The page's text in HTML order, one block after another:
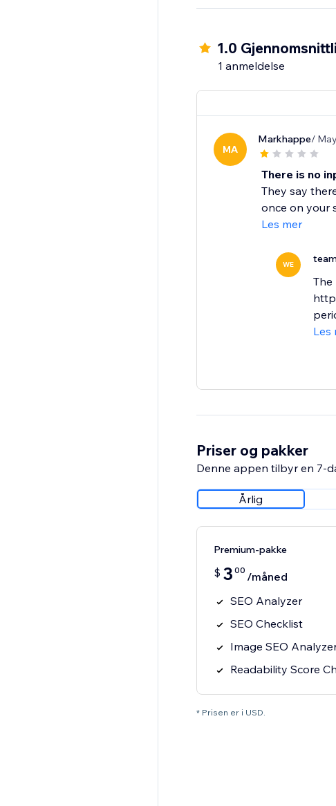
Favicon - Checks for
1.0
1 anmeldelse
MA
Markhappe/
There is no
They say
once on your
Les mer
WE
The
Les
Priser og pakker
Denne appen tilbyr en 7-
Årlig
Premium-pakke
$ 3 00 /måned
SEO Analyzer
SEO Checklist
Image SEO
Readability Score
* Prisen er i USD.